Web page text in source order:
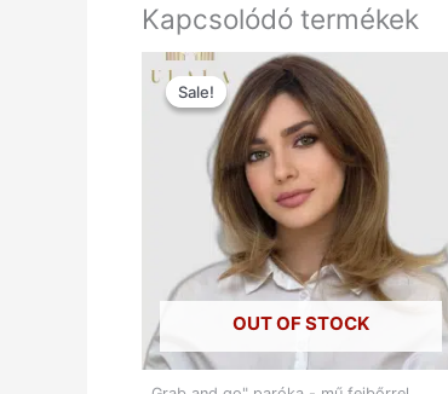
Kapcsolódó termékek
Sale!
OUT OF STOCK
Sale!
Original
price
was:
Ft129.900.
Current
price
is:
Ft49.900.